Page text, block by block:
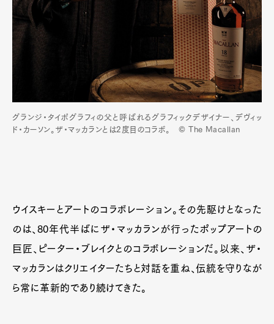
Art&DesignWatch
GourmetCars
ProductCultureLifestyle
Pen Meet
Pen international Pen tw
グランジ・タイポグラフィの父と呼ばれるグラフィックデザイナー、デヴィッ
ド・カーソン。ザ・マッカランとは2度目のコラボ。 © The Macallan
ウイスキーとアートのコラボレーション。その先駆けとなった
のは、80年代半ばにザ・マッカランが行ったポップアートの
巨匠、ピーター・ブレイクとのコラボレーションだ。以来、ザ・
マッカランはクリエイターたちと対話を重ね、伝統を守りなが
ら常に革新的であり続けてきた。